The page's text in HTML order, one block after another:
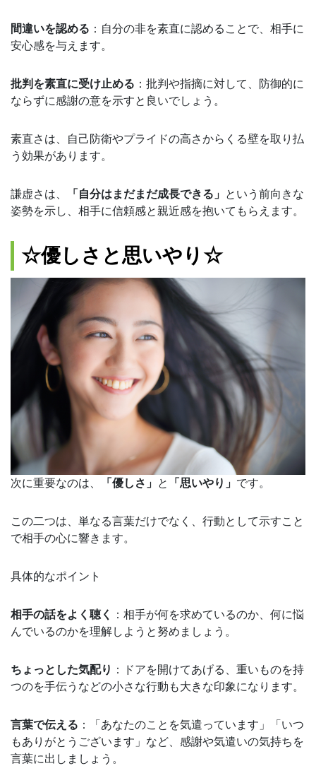
間違いを認める ：自分の非を素直に認めることで、相手に
安心感を与えます。
批判を素直に受け止める ：批判や指摘に対して、防御的に
ならずに感謝の意を示すと良いでしょう。
素直さは、自己防衛やプライドの高さからくる壁を取り払
う効果があります。
謙虚さは、 「自分はまだまだ成長できる」 という前向きな
姿勢を示し、相手に信頼感と親近感を抱いてもらえます。
☆優しさと思いやり☆
次に重要なのは、 「優しさ」 と 「思いやり」 です。
この二つは、単なる言葉だけでなく、行動として示すこと
で相手の心に響きます。
具体的なポイント
相手の話をよく聴く
：相手が何を求めているのか、何に悩
んでいるのかを理解しようと努めましょう。
ちょっとした気配り ：ドアを開けてあげる、重いものを持
つのを手伝うなどの小さな行動も大きな印象になります。
言葉で伝える ：「あなたのことを気遣っています」「いつ
もありがとうございます」など、感謝や気遣いの気持ちを
言葉に出しましょう。